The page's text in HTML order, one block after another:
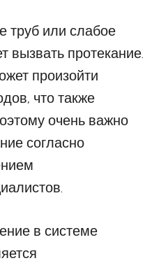
труб или слабое
вызвать протекание.
произойти
что также
очень важно
согласно
в системе